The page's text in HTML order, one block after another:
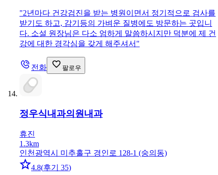
"2년마다 건강검진을 받는 병원이면서 정기적으로 검사를
받기도 하고, 감기등의 가벼운 질병에도 방문하는 곳입니
다. 소설 원장님은 다소 엄하게 말씀하시지만 덕분에 제 건
강에 대한 경각심을 갖게 해주셔서 "
전화 팔로우
정우식내과의원 내과
휴진
1.3km
인천광역시 미추홀구 경인로 128-1 (숭의동)
4.8(후기 35)